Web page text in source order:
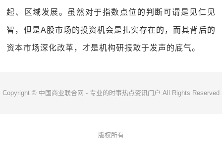
起、区域发展。虽然对于指数点位的判断可谓是见仁见
智，但是A股市场的投资机会是扎实存在的，而其背后的
资本市场深化改革，才是机构研报敢于发声的底气。
Copyright © 中国商业联合网 - 专业的时事热点资讯门户 All Rights Reserved
版权所有